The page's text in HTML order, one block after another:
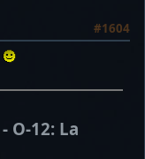
#1604
- O-12: La